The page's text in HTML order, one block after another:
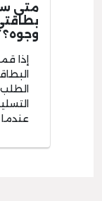
متى
وجوه؟
إذا